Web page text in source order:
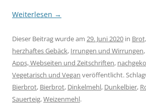
Weiterlesen →
Dieser Beitrag wurde am 29. Juni 2020 in
herzhaftes Gebäck, Irrungen und Wirrungen,
Apps, Webseiten und Zeitschriften,
Vegetarisch und Vegan veröffentlicht.
Bierbrot, Bierbrot, Dinkelmehl, Dunkelbier,
Sauerteig,Weizenmehl.